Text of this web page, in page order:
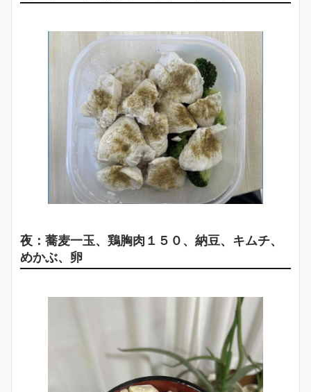
夜：蕎麦一玉、鶏胸肉１５０、納豆、キムチ、
めかぶ、卵